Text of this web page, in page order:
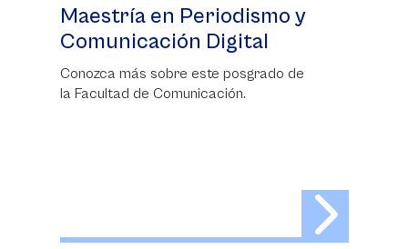
Maestría en Periodismo y
Comunicación Digital
Conozca más sobre este posgrado de
la Facultad de Comunicación.